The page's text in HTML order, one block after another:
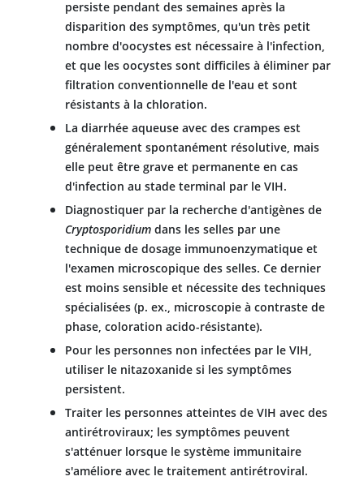
persiste pendant des semaines après la
disparition des symptômes, qu'un très petit
nombre d'oocystes est nécessaire à l'infection,
et que les oocystes sont difficiles à éliminer par
filtration conventionnelle de l'eau et sont
résistants à la chloration.
La diarrhée aqueuse avec des crampes est
généralement spontanément résolutive, mais
elle peut être grave et permanente en cas
d'infection au stade terminal par le VIH.
Diagnostiquer par la recherche d'antigènes de
Cryptosporidium dans les selles par une
technique de dosage immunoenzymatique et
l'examen microscopique des selles. Ce dernier
est moins sensible et nécessite des techniques
spécialisées (p. ex., microscopie à contraste de
phase, coloration acido-résistante).
Pour les personnes non infectées par le VIH,
utiliser le nitazoxanide si les symptômes
persistent.
Traiter les personnes atteintes de VIH avec des
antirétroviraux; les symptômes peuvent
s'atténuer lorsque le système immunitaire
s'améliore avec le traitement antirétroviral.